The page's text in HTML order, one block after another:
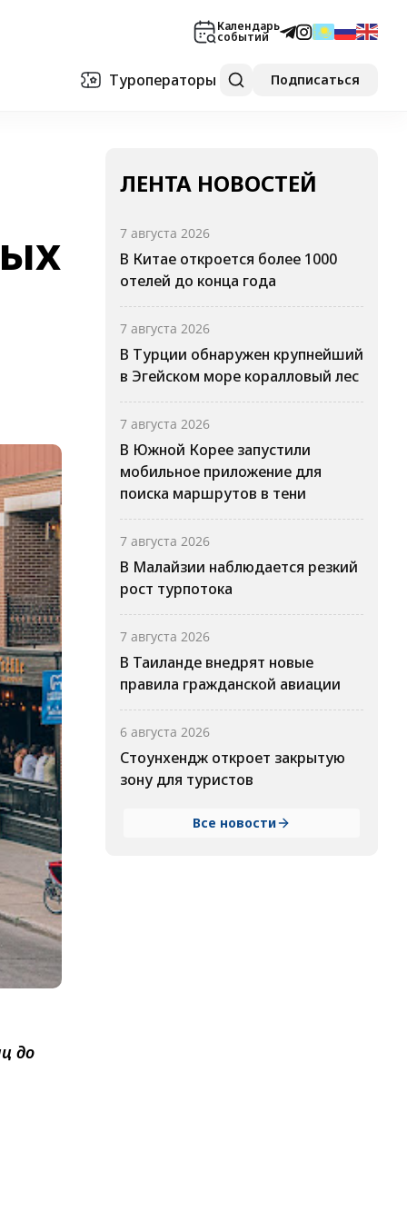
Календарь
событий
Туроператоры Подписаться
до
ЛЕНТА НОВОСТЕЙ
7 августа 2026
В Китае откроется более 1000
отелей до конца года
7 августа 2026
В Турции обнаружен крупнейший
в Эгейском море коралловый лес
7 августа 2026
В Южной Корее запустили
мобильное приложение для
поиска маршрутов в тени
7 августа 2026
В Малайзии наблюдается резкий
рост турпотока
7 августа 2026
В Таиланде внедрят новые
правила гражданской авиации
6 августа 2026
Стоунхендж откроет закрытую
зону для туристов
Все новости